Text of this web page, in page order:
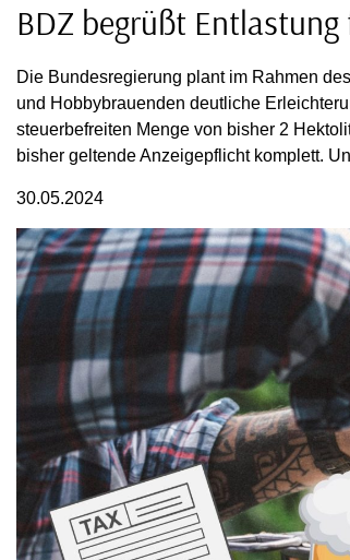
BDZ begrüßt
Die Bundesregierung plant im Rahmen
und Hobbybrauenden deutliche
steuerbefreiten Menge von bisher 2
bisher geltende Anzeigepflicht komplett.
30.05.2024